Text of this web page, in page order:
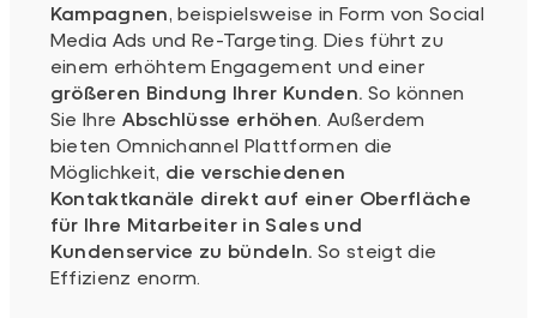
Kampagnen, beispielsweise in Form von Social
Media Ads und Re-Targeting. Dies führt zu
einem erhöhtem Engagement und einer
größeren Bindung Ihrer Kunden. So können
Sie Ihre Abschlüsse erhöhen. Außerdem
bieten Omnichannel Plattformen die
Möglichkeit, die verschiedenen
Kontaktkanäle direkt auf einer Oberfläche
für Ihre Mitarbeiter in Sales und
Kundenservice zu bündeln. So steigt die
Effizienz enorm.